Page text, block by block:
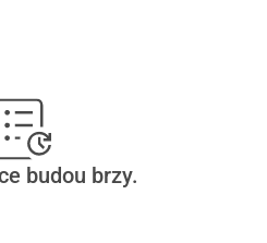
budou brzy.